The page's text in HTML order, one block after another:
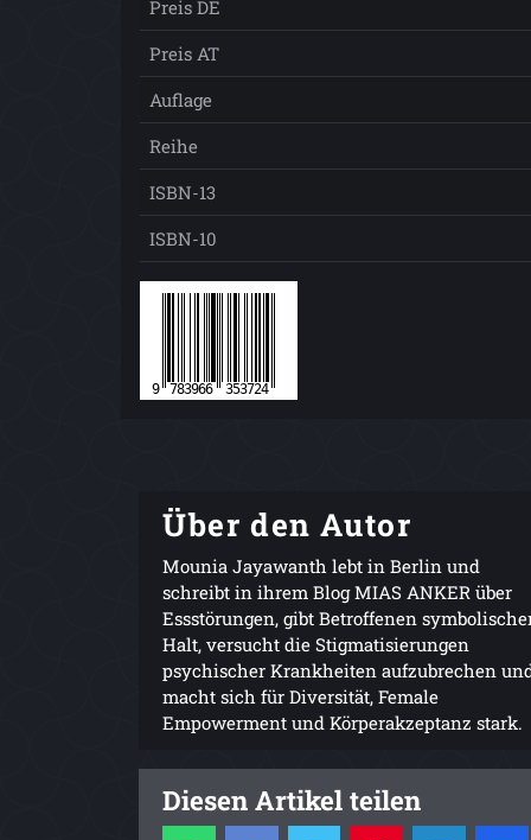
Preis DE
Preis AT
Auflage
Reihe
ISBN-13
ISBN-10
Über den Autor
Mounia Jayawanth lebt in Berlin und
schreibt in ihrem Blog MIAS ANKER über
Essstörungen, gibt Betroffenen
Halt, versucht die Stigmatisierungen
psychischer Krankheiten aufzubrechen
macht sich für Diversität, Female
Empowerment und Körperakzeptanz stark.
Diesen Artikel teilen